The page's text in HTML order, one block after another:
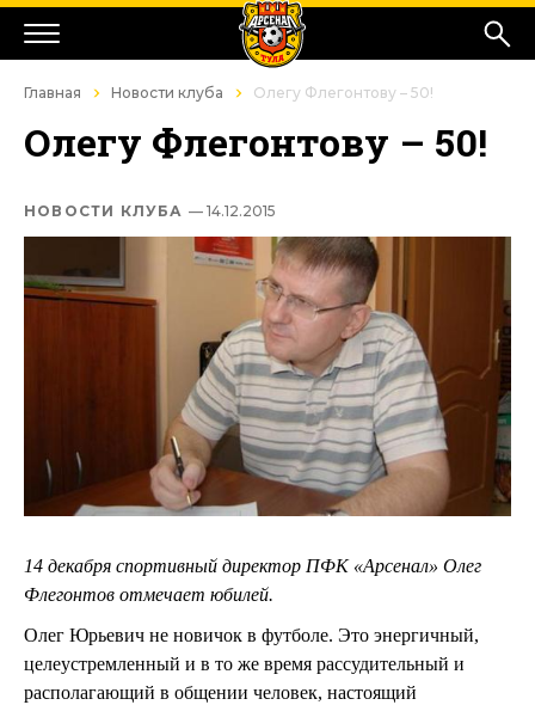
Главная Новости клуба Олегу Флегонтову – 50!
Олегу Флегонтову – 50!
НОВОСТИ КЛУБА — 14.12.2015
14 декабря спортивный директор ПФК «Арсенал» Олег
Флегонтов отмечает юбилей.
Олег Юрьевич не новичок в футболе. Это энергичный,
целеустремленный и в то же время рассудительный и
располагающий в общении человек, настоящий